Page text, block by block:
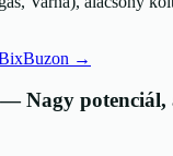
→
—Nagy potenciál,